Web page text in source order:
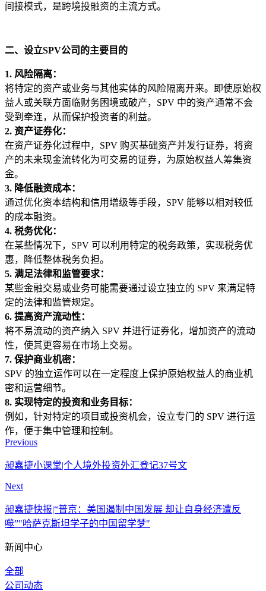
间接模式，是跨境投融资的主流方式。
二、设立SPV公司的主要目的
1. 风险隔离：
将特定的资产或业务与其他实体的风险隔离开来。即使原始权
益人或关联方面临财务困境或破产，SPV 中的资产通常不会
受到牵连，从而保护投资者的利益。
2. 资产证券化：
在资产证券化过程中，SPV 购买基础资产并发行证券，将资
产的未来现金流转化为可交易的证券，为原始权益人筹集资
金。
3. 降低融资成本：
通过优化资本结构和信用增级等手段，SPV 能够以相对较低
的成本融资。
4. 税务优化：
在某些情况下，SPV 可以利用特定的税务政策，实现税务优
惠，降低整体税务负担。
5. 满足法律和监管要求：
某些金融交易或业务可能需要通过设立独立的 SPV 来满足特
定的法律和监管规定。
6. 提高资产流动性：
将不易流动的资产纳入 SPV 并进行证券化，增加资产的流动
性，使其更容易在市场上交易。
7. 保护商业机密：
SPV 的独立运作可以在一定程度上保护原始权益人的商业机
密和运营细节。
8. 实现特定的投资和业务目标：
例如，针对特定的项目或投资机会，设立专门的 SPV 进行运
作，便于集中管理和控制。
Previous
昶嘉捷小课堂|个人境外投资外汇登记37号文
Next
昶嘉捷快报|“普京：美国遏制中国发展 却让自身经济遭反
噬”"哈萨克斯坦学子的中国留学梦"
新闻中心
全部
公司动态